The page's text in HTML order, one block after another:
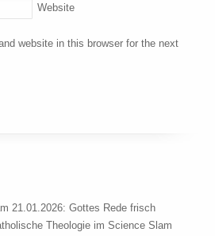
Website
website in this browser for the next
21.01.2026: Gottes Rede frisch
Theologie im Science Slam